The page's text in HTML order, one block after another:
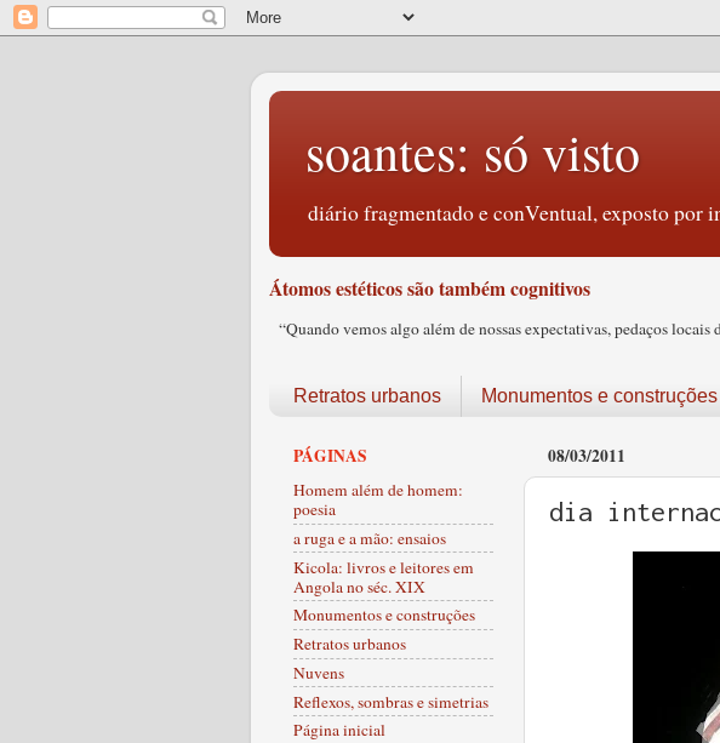
soantes: só visto
diário fragmentado e conVentual, exposto por
Átomos estéticos são também cognitivos
“Quando vemos algo além de nossas expectativas, pedaços
Retratos urbanos Monumentos e construções
08/03/2011
dia
PÁGINAS
Homem além de homem:
poesia
a ruga e a mão: ensaios
Kicola: livros e leitores em
Angola no séc. XIX
Monumentos e construções
Retratos urbanos
Nuvens
Reflexos, sombras e simetrias
Página inicial